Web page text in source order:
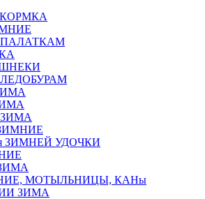
ЗИМНЕЙ УДОЧКИ
МОТЫЛЬНИЦЫ, КАНы
ЗИМА